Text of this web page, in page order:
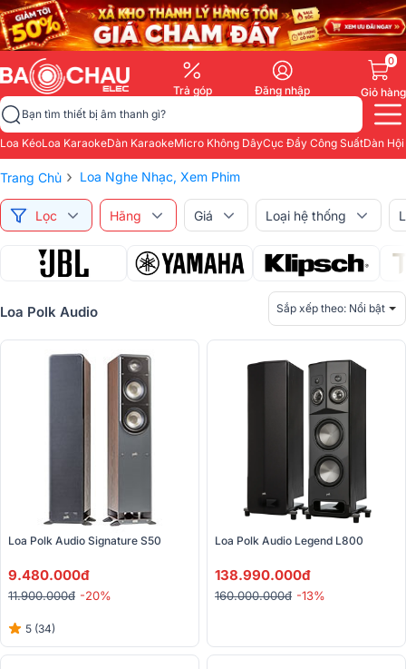
Trả góp Đăng nhập
0
Giỏ hàng
Bạn tìm thiết bị âm thanh gì?
Loa KéoLoa KaraokeDàn KaraokeMicro Không DâyCục Đẩy Công SuấtDàn
Trang Chủ › Loa Nghe Nhạc, Xem Phim
Lọc Hãng Giá Loại hệ thống
Loa Polk Audio Sắp xếp theo: Nổi bật
Loa Polk Audio Signature S50
9.480.000đ
11.900.000đ -20%
5 (34)
138.990.000đ
160.000.000đ -13%